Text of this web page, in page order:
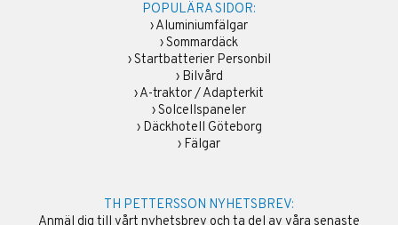
POPULÄRA SIDOR:
›Aluminiumfälgar
›Sommardäck
›Startbatterier Personbil
› Bilvård
›A-traktor / Adapterkit
›Solcellspaneler
› Däckhotell Göteborg
› Fälgar
TH PETTERSSON NYHETSBREV: